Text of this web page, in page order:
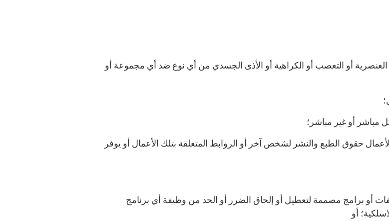
العنصرية أو التعصب أو الكراهية أو الأذى الجسدي من أي نوع ضد أي مجموعة أو
مباشر أو غير مباشر؛
حقوق الطبع والنشر لشخص آخر أو الروابط المتعلقة بتلك الأعمال أو يوفر
أو برامج مصممة لتعطيل أو إلحاق الضرر أو الحد من وظيفة أي برنامج
أو